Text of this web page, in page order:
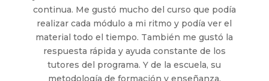
continua. Me gustó mucho del curso que podía
realizar cada módulo a mi ritmo y podía ver el
material todo el tiempo. También me gustó la
respuesta rápida y ayuda constante de los
tutores del programa. Y de la escuela, su
metodología de formación y enseñanza.